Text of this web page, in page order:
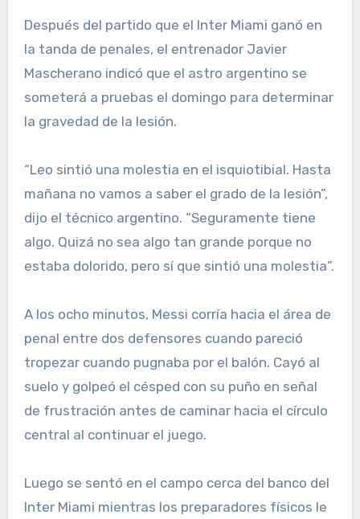
Después del partido que el Inter Miami ganó en
la tanda de penales, el entrenador Javier
Mascherano indicó que el astro argentino se
someterá a pruebas el domingo para determinar
la gravedad de la lesión.
“Leo sintió una molestia en el isquiotibial. Hasta
mañana no vamos a saber el grado de la lesión”,
dijo el técnico argentino. “Seguramente tiene
algo. Quizá no sea algo tan grande porque no
estaba dolorido, pero sí que sintió una molestia”.
A los ocho minutos, Messi corría hacia el área de
penal entre dos defensores cuando pareció
tropezar cuando pugnaba por el balón. Cayó al
suelo y golpeó el césped con su puño en señal
de frustración antes de caminar hacia el círculo
central al continuar el juego.
Luego se sentó en el campo cerca del banco del
Inter Miami mientras los preparadores físicos le